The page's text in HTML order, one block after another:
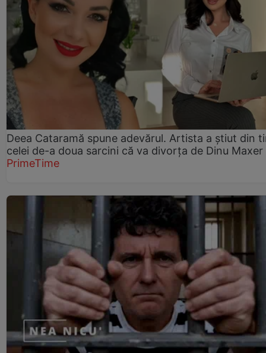
Deea Cataramă spune adevărul. Artista a știut din
celei de-a doua sarcini că va divorța de Dinu Maxer
PrimeTime